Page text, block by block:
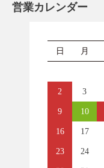
営業カレンダー
日
月
2 3
9 10
16 17
23 24